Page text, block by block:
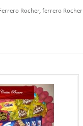
Rocher, ferrero Rocher